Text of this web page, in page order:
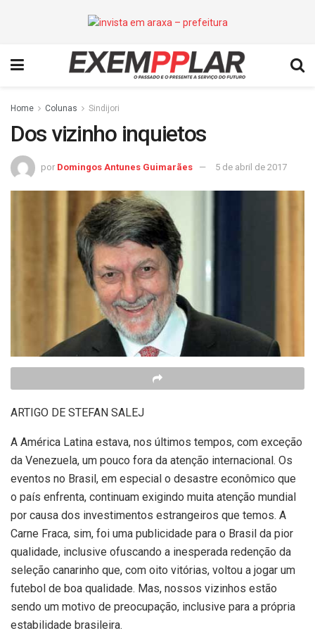
Home Colunas Sindijori
Dos vizinho inquietos
por Domingos Antunes Guimarães 5 de abril de 2017
ARTIGO DE STEFAN SALEJ
A América Latina estava, nos últimos tempos, com exceção
da Venezuela, um pouco fora da atenção internacional. Os
eventos no Brasil, em especial o desastre econômico que
o país enfrenta, continuam exigindo muita atenção mundial
por causa dos investimentos estrangeiros que temos. A
Carne Fraca, sim, foi uma publicidade para o Brasil da pior
qualidade, inclusive ofuscando a inesperada redenção da
seleção canarinho que, com oito vitórias, voltou a jogar um
futebol de boa qualidade. Mas, nossos vizinhos estão
sendo um motivo de preocupação, inclusive para a própria
estabilidade brasileira.